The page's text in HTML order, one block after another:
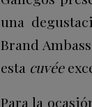
una
Brand
esta cuvée
Para la